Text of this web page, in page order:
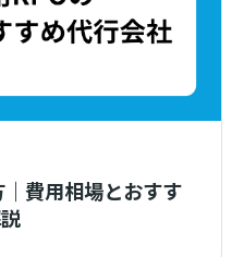
費用相場とおすす